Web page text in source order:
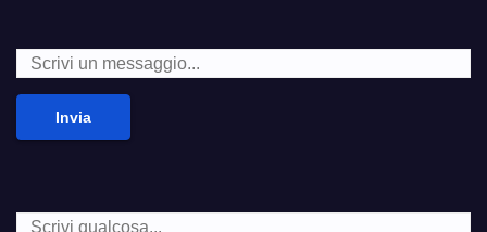
Invia